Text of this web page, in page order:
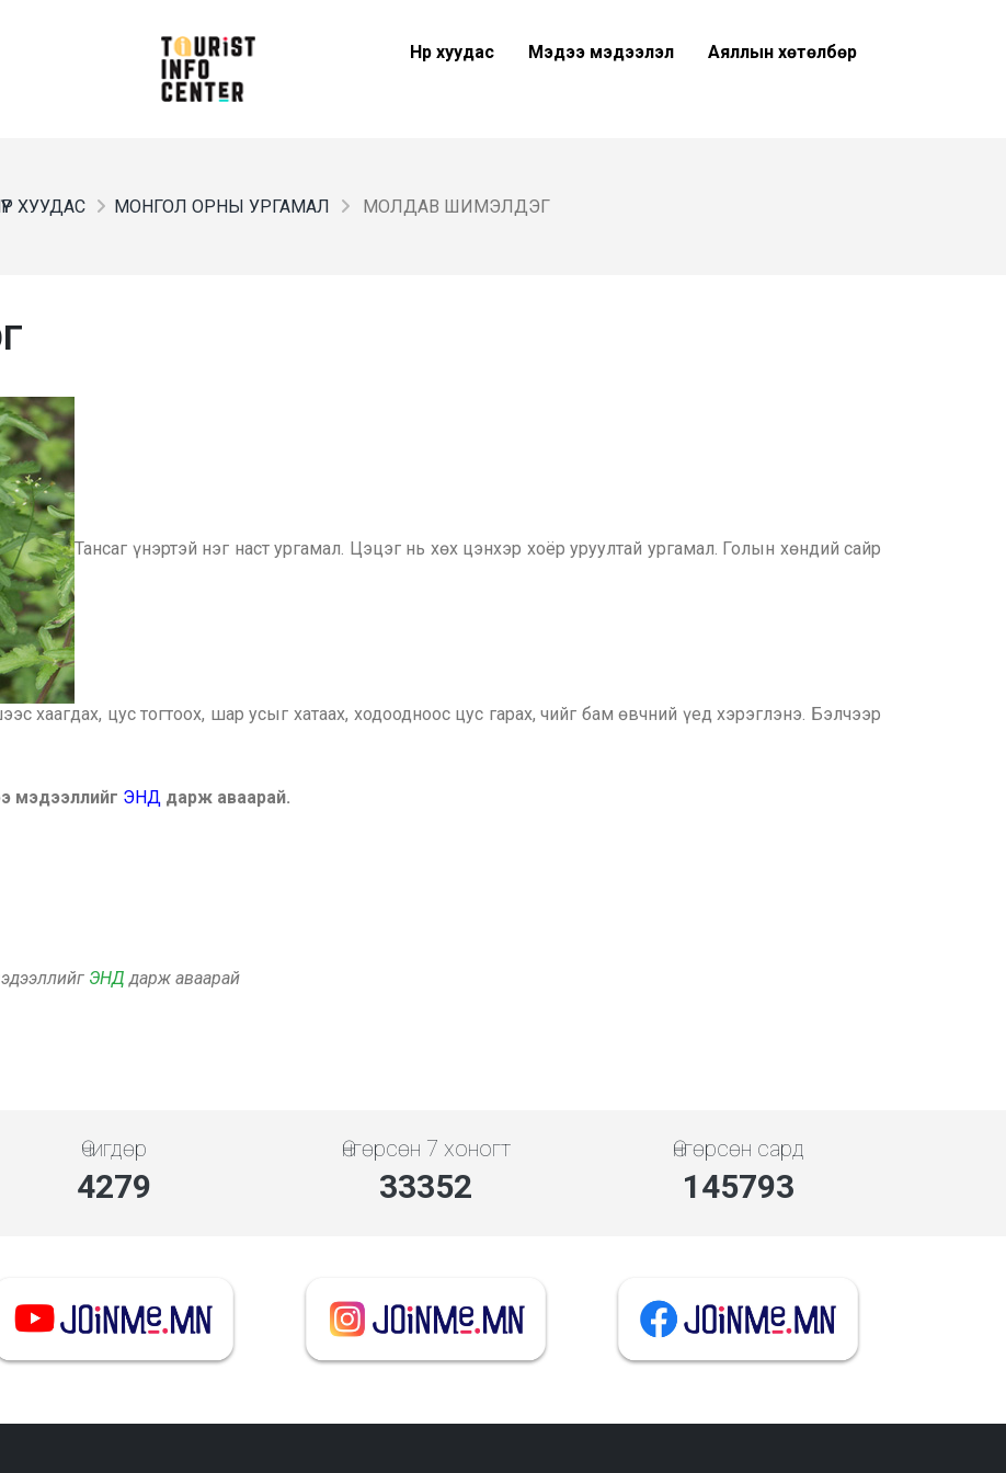
Нүүр хуудас Мэдээ мэдээлэл Аяллын хөтөлбөр
ХУУДАС МОНГОЛ ОРНЫ УРГАМАЛ МОЛДАВ ШИМЭЛДЭГ
Тансаг үнэртэй нэг наст ургамал. Цэцэг нь хөх цэнхэр хоёр уруултай ургамал. Голын хөндий сайр
хаагдах, цус тогтоох, шар усыг хатаах, ходоодноос цус гарах, чийг бам өвчний үед хэрэглэнэ. Бэлчээр
мэдээллийг ЭНД дарж аваарай.
ЭНД дарж аваарай
Өчигдөр
4279
Өнгөрсөн 7 хоногт
33352
Өнгөрсөн сард
145793